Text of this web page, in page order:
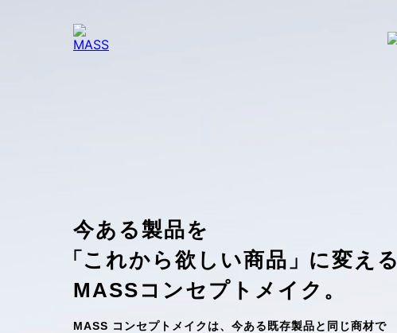
今ある製品を
「 これから欲しい商品 」 に変える
MASSコンセプトメイク。
MASS コンセプトメイクは、今ある既存製品と同じ商材で